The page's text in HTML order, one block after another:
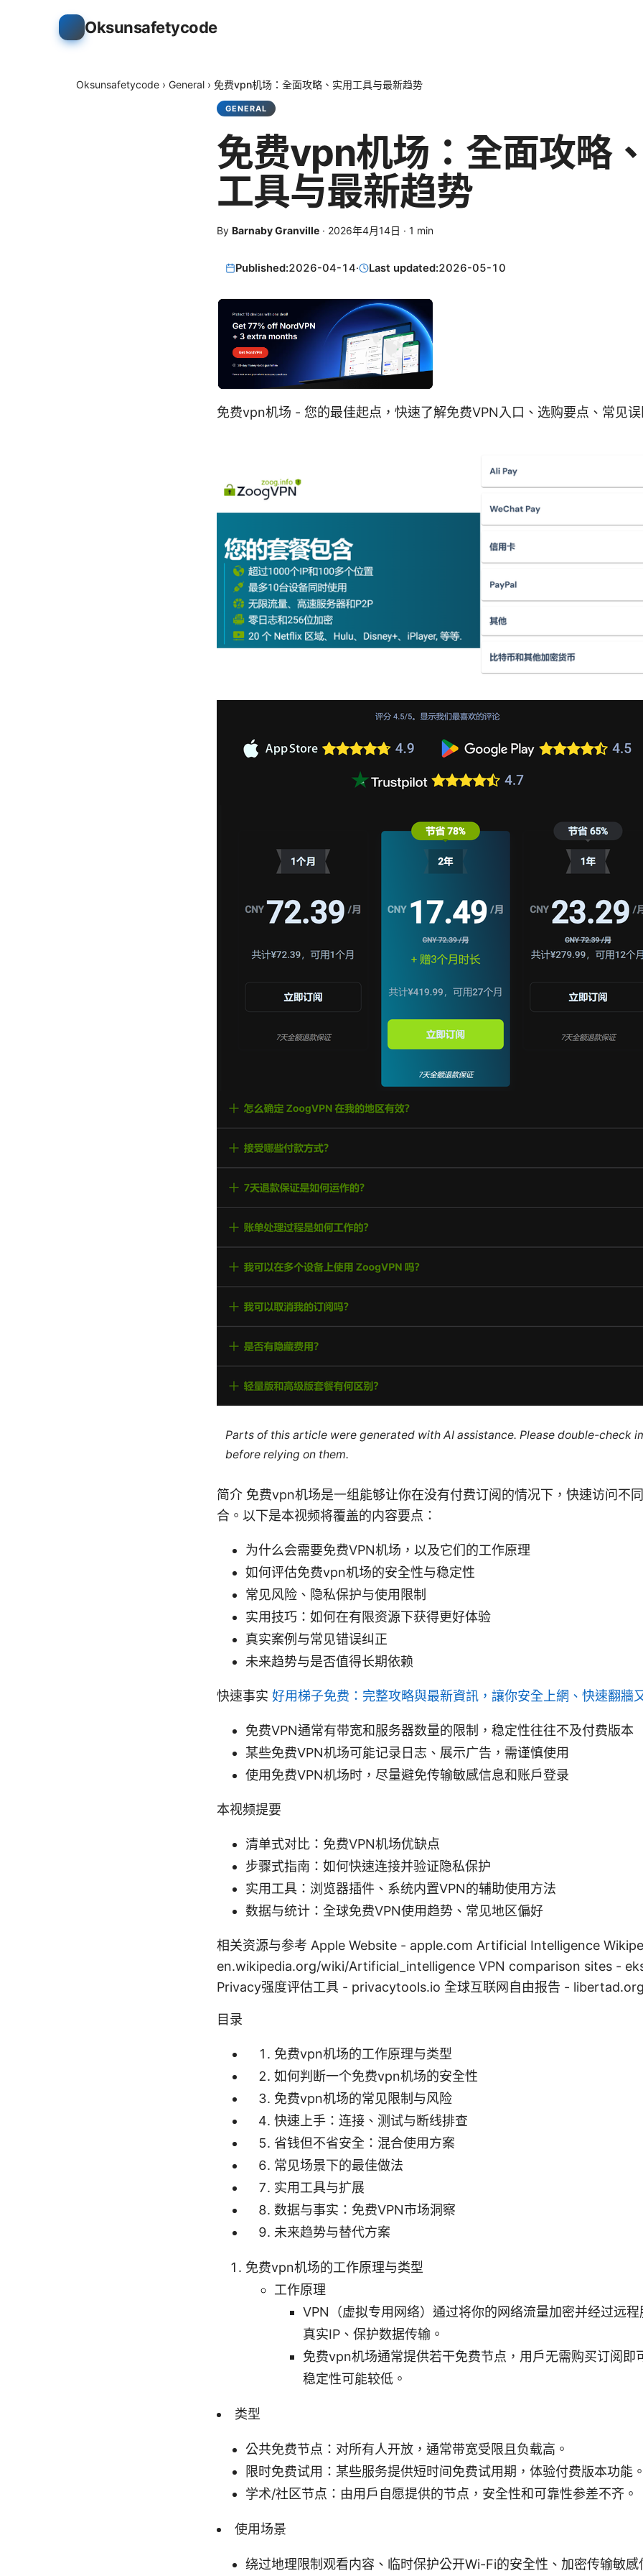
Oksunsafetycode
Oksunsafetycode › General › 免费vpn机场：全面攻略、实用工具与最新趋势
GENERAL
免费vpn机场：全面攻略
工具与最新趋势
By Barnaby Granville · 2026年4月14日 · 1 min
Published:2026-04-14· Last updated:2026-05-10
免费vpn机场 - 您的最佳起点，快速了解免费VPN入口、选购要点、常见
Parts of this article were generated with AI assistance. Please double-check
before relying on them.
简介 免费vpn机场是一组能够让你在没有付费订阅的情况下，快速访问不
合。以下是本视频将覆盖的内容要点：
为什么会需要免费VPN机场，以及它们的工作原理
如何评估免费vpn机场的安全性与稳定性
常见风险、隐私保护与使用限制
实用技巧：如何在有限资源下获得更好体验
真实案例与常见错误纠正
未来趋势与是否值得长期依赖
快速事实 好用梯子免费：完整攻略與最新資訊，讓你安全上網、快速翻牆
免费VPN通常有带宽和服务器数量的限制，稳定性往往不及付费版本
某些免费VPN机场可能记录日志、展示广告，需谨慎使用
使用免费VPN机场时，尽量避免传输敏感信息和账户登录
本视频提要
清单式对比：免费VPN机场优缺点
步骤式指南：如何快速连接并验证隐私保护
实用工具：浏览器插件、系统内置VPN的辅助使用方法
数据与统计：全球免费VPN使用趋势、常见地区偏好
相关资源与参考 Apple Website - apple.com Artificial Intelligence
en.wikipedia.org/wiki/Artificial_intelligence VPN comparison sites -
Privacy强度评估工具 - privacytools.io 全球互联网自由报告 -
目录
免费vpn机场的工作原理与类型
如何判断一个免费vpn机场的安全性
免费vpn机场的常见限制与风险
快速上手：连接、测试与断线排查
省钱但不省安全：混合使用方案
常见场景下的最佳做法
实用工具与扩展
数据与事实：免费VPN市场洞察
未来趋势与替代方案
免费vpn机场的工作原理与类型
工作原理
VPN（虚拟专用网络）通过将你的网络流量加密并经过远
真实IP、保护数据传输。
免费vpn机场通常提供若干免费节点，用户无需购买订阅即
稳定性可能较低。
类型
公共免费节点：对所有人开放，通常带宽受限且负载高。
限时免费试用：某些服务提供短时间免费试用期，体验付费版本功能
学术/社区节点：由用户自愿提供的节点，安全性和可靠性参差不齐。
使用场景
绕过地理限制观看内容、临时保护公开Wi-Fi的安全性、加密传输敏